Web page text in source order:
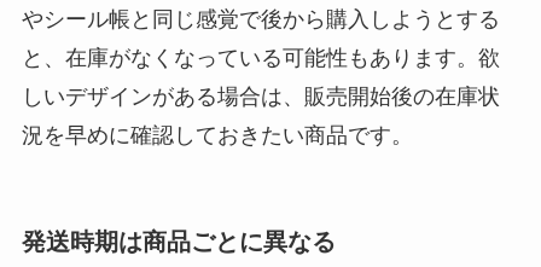
やシール帳と同じ感覚で後から購入しようとする
と、在庫がなくなっている可能性もあります。欲
しいデザインがある場合は、販売開始後の在庫状
況を早めに確認しておきたい商品です。
発送時期は商品ごとに異なる